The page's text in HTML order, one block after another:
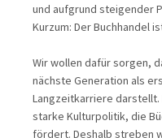
und aufgrund steigender
Kurzum: Der Buchhandel
Wir wollen dafür sorgen,
nächste Generation als
Langzeitkarriere darstellt.
starke Kulturpolitik, die
fördert. Deshalb streben